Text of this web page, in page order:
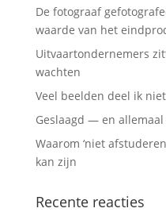
De fotograaf
waarde van het
Uitvaartondernemers
wachten
Veel beelden deel ik
Geslaagd — en
Waarom ‘niet
kan zijn
Recente reacties